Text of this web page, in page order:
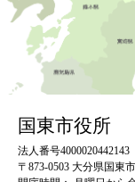
国東市役所
法人番号4000020442143
〒873-0503 大分県国東